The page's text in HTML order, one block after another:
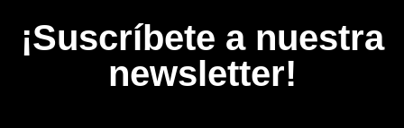
¡Suscríbete a nuestra
newsletter!